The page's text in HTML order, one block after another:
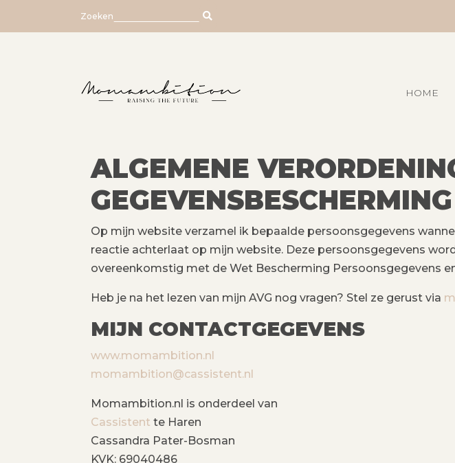
Zoeken
HOME
ALGEMENE
Op mijn website verzamel ik bepaalde persoonsgegevens
reactie achterlaat op mijn website. Deze persoonsgegevens
overeenkomstig met de Wet Bescherming Persoonsgegevens
Heb je na het lezen van mijn AVG nog vragen? Stel ze gerust via
MIJN CONTACTGEGEVENS
www.momambition.nl
momambition@cassistent.nl
Momambition.nl is onderdeel van
Cassistent te Haren
Cassandra Pater-Bosman
KVK: 69040486